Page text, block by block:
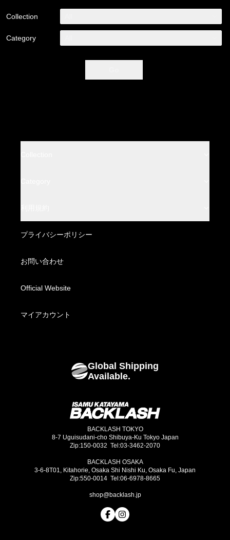
Collection
Category
BACKLASH THE DENIM
BACKLASH XX Yohji Yamamoto
Leather Bottoms
Fabric Wear
Fabric Bottoms
Footwear
特定商取引法に基づく表記
配送方法・送料について
お支払い方法について
海外発送について
プライバシーポリシー
お問い合わせ
Official Website
マイアカウント
Global Shipping
Available.
BACKLASH TOKYO
8-7 Uguisudani-cho Shibuya-Ku Tokyo Japan
Zip:150-0032 Tel:03-3462-2070
BACKLASH OSAKA
3-6-8T01, Kitahorie, Osaka Shi Nishi Ku, Osaka Fu, Japan
Zip:550-0014 Tel:06-6978-8665
shop@backlash.jp